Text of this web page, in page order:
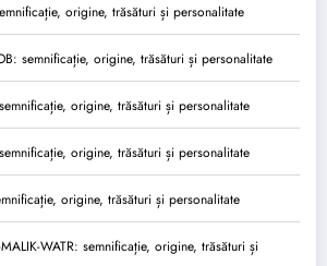
origine, trăsături și personalitate
semnificație, origine, trăsături și personalitate
origine, trăsături și personalitate
origine, trăsături și personalitate
origine, trăsături și personalitate
WATR: semnificație, origine, trăsături și